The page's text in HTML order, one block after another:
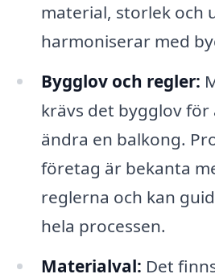
material, storlek och
harmoniserar med
Bygglov och regler:
krävs det bygglov
ändra en balkong.
företag är bekanta
reglerna och kan
hela processen.
Materialval: Det